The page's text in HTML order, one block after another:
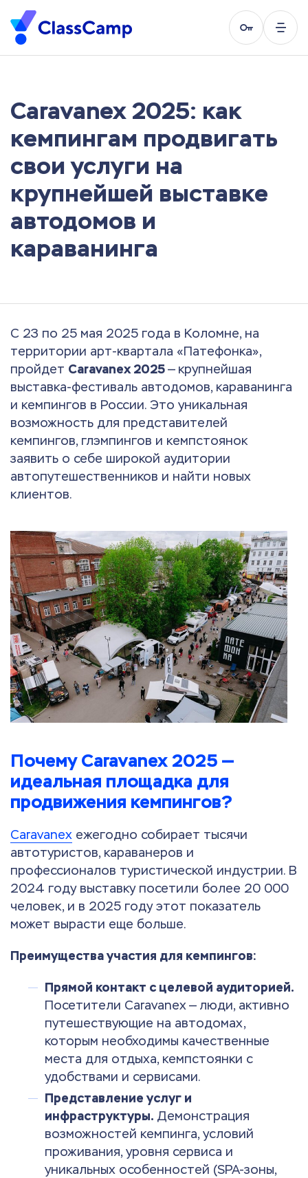
Caravanex 2025: как
кемпингам продвигать
свои услуги на
крупнейшей выставке
автодомов и
караванинга
С 23 по 25 мая 2025 года в Коломне, на
территории арт-квартала «Патефонка»,
пройдет Caravanex 2025— крупнейшая
выставка-фестиваль автодомов, караванинга
и кемпингов в России. Это уникальная
возможность для представителей
кемпингов, глэмпингов и кемпстоянок
заявить о себе широкой аудитории
автопутешественников и найти новых
клиентов.
Почему Caravanex 2025 —
идеальная площадка для
продвижения кемпингов?
Caravanex ежегодно собирает тысячи
автотуристов, караванеров и
профессионалов туристической индустрии. В
2024 году выставку посетили более 20 000
человек, и в 2025 году этот показатель
может вырасти еще больше.
Преимущества участия для кемпингов:
Прямой контакт с целевой аудиторией.
Посетители Caravanex — люди, активно
путешествующие на автодомах,
которым необходимы качественные
места для отдыха, кемпстоянки с
удобствами и сервисами.
Представление услуг и
инфраструктуры. Демонстрация
возможностей кемпинга, условий
проживания, уровня сервиса и
уникальных особенностей (SPA-зоны,